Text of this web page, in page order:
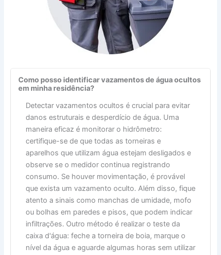
Como posso identificar vazamentos de água ocultos
em minha residência?
Detectar vazamentos ocultos é crucial para evitar
danos estruturais e desperdício de água. Uma
maneira eficaz é monitorar o hidrômetro:
certifique-se de que todas as torneiras e
aparelhos que utilizam água estejam desligados e
observe se o medidor continua registrando
consumo. Se houver movimentação, é provável
que exista um vazamento oculto. Além disso, fique
atento a sinais como manchas de umidade, mofo
ou bolhas em paredes e pisos, que podem indicar
infiltrações. Outro método é realizar o teste da
caixa d'água: feche a torneira de boia, marque o
nível da água e aguarde algumas horas sem utilizar